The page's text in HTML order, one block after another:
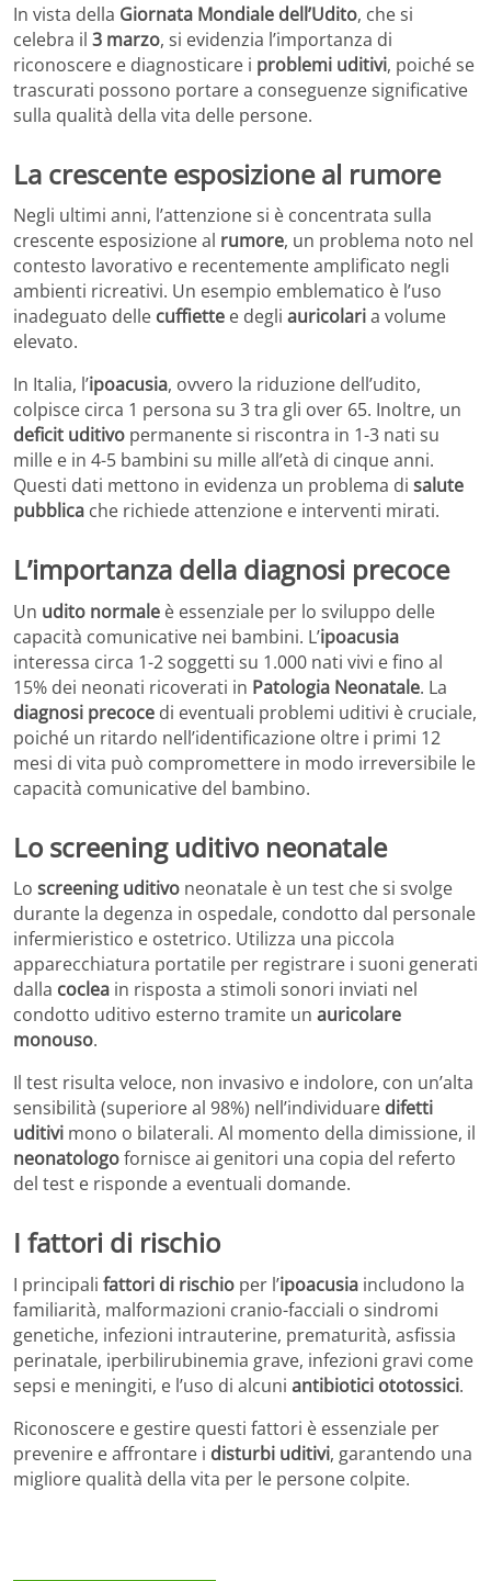
In vista della Giornata Mondiale dell’Udito, che si
celebra il 3 marzo, si evidenzia l’importanza di
riconoscere e diagnosticare i problemi uditivi, poiché se
trascurati possono portare a conseguenze significative
sulla qualità della vita delle persone.
La crescente esposizione al rumore
Negli ultimi anni, l’attenzione si è concentrata sulla
crescente esposizione al rumore, un problema noto nel
contesto lavorativo e recentemente amplificato negli
ambienti ricreativi. Un esempio emblematico è l’uso
inadeguato delle cuffiette e degli auricolaria volume
elevato.
In Italia, l’ipoacusia, ovvero la riduzione dell’udito,
colpisce circa 1 persona su 3 tra gli over 65. Inoltre, un
deficit uditivo permanente si riscontra in 1-3 nati su
mille e in 4-5 bambini su mille all’età di cinque anni.
Questi dati mettono in evidenza un problema di salute
pubblica che richiede attenzione e interventi mirati.
L’importanza della diagnosi precoce
Un udito normale è essenziale per lo sviluppo delle
capacità comunicative nei bambini. L’ipoacusia
interessa circa 1-2 soggetti su 1.000 nati vivi e fino al
15% dei neonati ricoverati in Patologia Neonatale. La
diagnosi precoce di eventuali problemi uditivi è cruciale,
poiché un ritardo nell’identificazione oltre i primi 12
mesi di vita può compromettere in modo irreversibile le
capacità comunicative del bambino.
Lo screening uditivo neonatale
Lo screening uditivo neonatale è un test che si svolge
durante la degenza in ospedale, condotto dal personale
infermieristico e ostetrico. Utilizza una piccola
apparecchiatura portatile per registrare i suoni generati
dalla coclea in risposta a stimoli sonori inviati nel
condotto uditivo esterno tramite un auricolare
monouso.
Il test risulta veloce, non invasivo e indolore, con un’alta
sensibilità (superiore al 98%) nell’individuare difetti
uditivi mono o bilaterali. Al momento della dimissione, il
neonatologofornisce ai genitori una copia del referto
del test e risponde a eventuali domande.
I fattori di rischio
I principali fattori di rischio per l’ipoacusia includono la
familiarità, malformazioni cranio-facciali o sindromi
genetiche, infezioni intrauterine, prematurità, asfissia
perinatale, iperbilirubinemia grave, infezioni gravi come
sepsi e meningiti, e l’uso di alcuni antibiotici ototossici.
Riconoscere e gestire questi fattori è essenziale per
prevenire e affrontare i disturbi uditivi, garantendo una
migliore qualità della vita per le persone colpite.